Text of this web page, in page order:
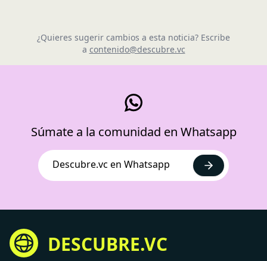
¿Quieres sugerir cambios a esta noticia? Escribe
a contenido@descubre.vc
Súmate a la comunidad en Whatsapp
Descubre.vc en Whatsapp
DESCUBRE.VC